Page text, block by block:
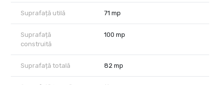
Aer condiționat Daikin integrat în tavane pentru confort maxim și
estetică impecabilă
Finisaje premium, cu detalii rafinate din lemn de esență nobilă
Hawwoods și aparataje de la Bticino
Suprafațe între 100 mp și 220 mp construiți
Suprafață utilă 71 mp
Suprafață
construită
100 mp
Suprafață totală 82 mp